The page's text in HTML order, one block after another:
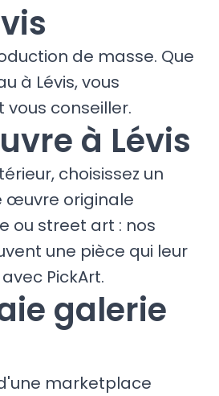
de masse. Que
à Lévis, vous
conseiller.
à Lévis
choisissez un
œuvre originale
ou street art : nos
une pièce qui leur
PickArt.
galerie
marketplace